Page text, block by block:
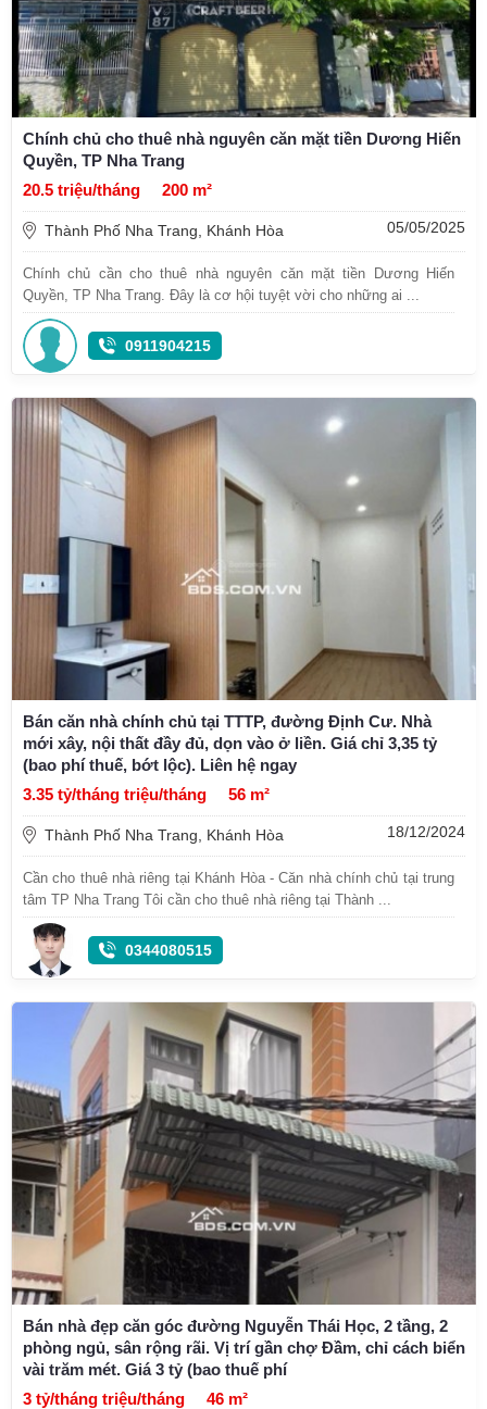
Chính chủ cho thuê nhà nguyên căn mặt tiền Dương Hiến
Quyền, TP Nha Trang
20.5 triệu/tháng
200 m²
Thành Phố Nha Trang, Khánh Hòa 05/05/2025
Chính chủ cần cho thuê nhà nguyên căn mặt tiền Dương Hiến
Quyền, TP Nha Trang. Đây là cơ hội tuyệt vời cho những ai ...
0911904215
Bán căn nhà chính chủ tại TTTP, đường Định Cư. Nhà
mới xây, nội thất đầy đủ, dọn vào ở liền. Giá chỉ 3,35 tỷ
(bao phí thuế, bớt lộc). Liên hệ ngay
3.35 tỷ/tháng triệu/tháng
56 m²
Thành Phố Nha Trang, Khánh Hòa 18/12/2024
Cần cho thuê nhà riêng tại Khánh Hòa - Căn nhà chính chủ tại trung
tâm TP Nha Trang Tôi cần cho thuê nhà riêng tại Thành ...
0344080515
Bán nhà đẹp căn góc đường Nguyễn Thái Học, 2 tầng, 2
phòng ngủ, sân rộng rãi. Vị trí gần chợ Đầm, chỉ cách biển
vài trăm mét. Giá 3 tỷ (bao thuế phí
3 tỷ/tháng triệu/tháng
46 m²